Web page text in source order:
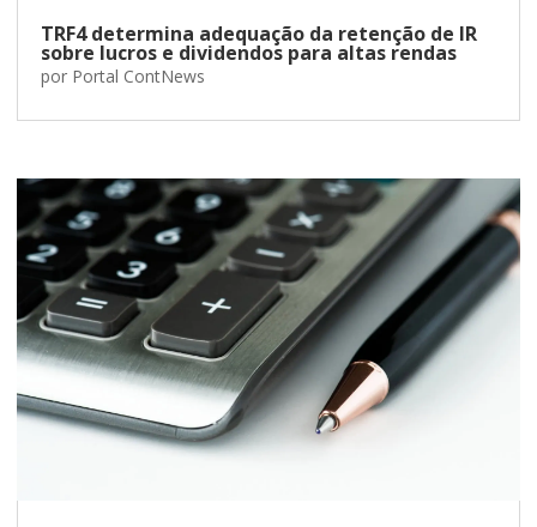
TRF4 determina adequação da retenção de IR
sobre lucros e dividendos para altas rendas
por Portal ContNews